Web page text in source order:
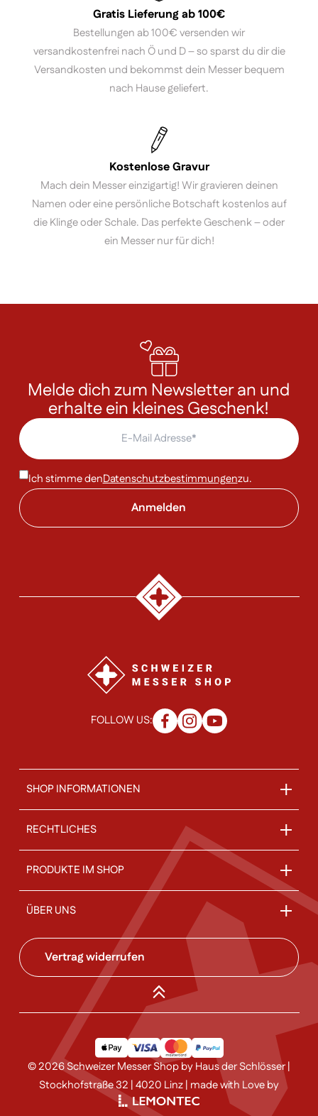
Gratis Lieferung ab 100€
Bestellungen ab 100€ versenden wir
versandkostenfrei nach Ö und D – so sparst du dir die
Versandkosten und bekommst dein Messer bequem
nach Hause geliefert.
Kostenlose Gravur
Mach dein Messer einzigartig! Wir gravieren deinen
Namen oder eine persönliche Botschaft kostenlos auf
die Klinge oder Schale. Das perfekte Geschenk – oder
ein Messer nur für dich!
Melde dich zum Newsletter an und
erhalte ein kleines Geschenk!
Ich stimme denDatenschutzbestimmungenzu.
FOLLOW US:
SHOP INFORMATIONEN
RECHTLICHES
PRODUKTE IM SHOP
ÜBER UNS
Vertrag widerrufen
© 2026 Schweizer Messer Shop by Haus der Schlösser |
Stockhofstraße 32 | 4020 Linz | made with Love by